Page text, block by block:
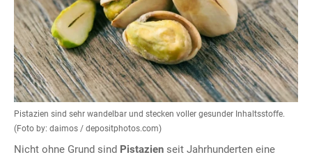
Pistazien sind sehr wandelbar und stecken voller gesunder Inhaltsstoffe.
(Foto by: daimos / depositphotos.com)
Nicht ohne Grund sind Pistazien seit Jahrhunderten eine